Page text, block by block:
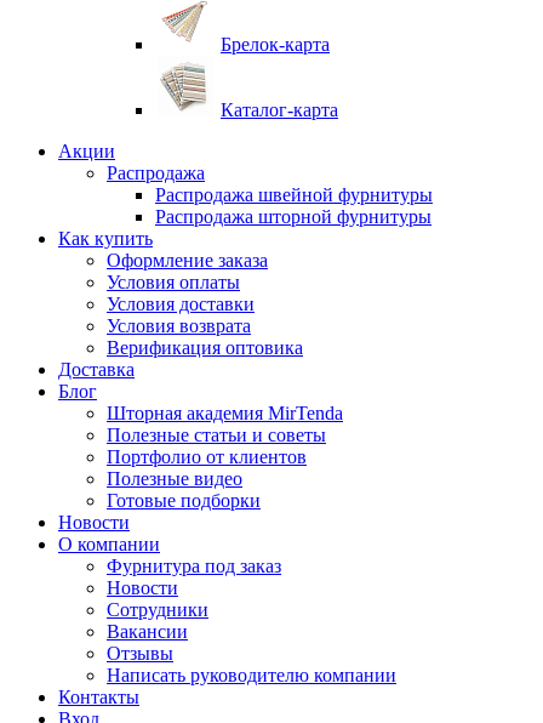
Брелок-карта
Каталог-карта
Акции
Распродажа
Распродажа швейной фурнитуры
Распродажа шторной фурнитуры
Как купить
Оформление заказа
Условия оплаты
Условия доставки
Условия возврата
Верификация оптовика
Доставка
Блог
Шторная академия MirTenda
Полезные статьи и советы
Портфолио от клиентов
Полезные видео
Готовые подборки
Новости
О компании
Фурнитура под заказ
Новости
Сотрудники
Вакансии
Отзывы
Написать руководителю компании
Контакты
Вход